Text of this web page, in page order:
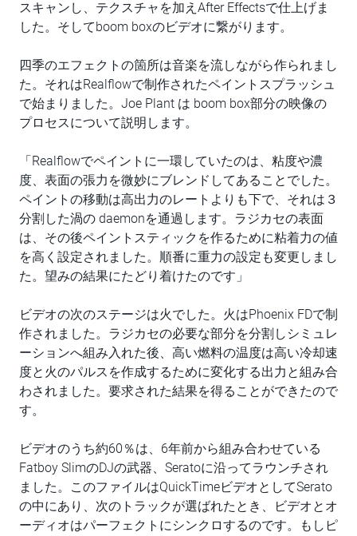
スキャンし、テクスチャを加えAfter Effectsで仕上げま
した。そしてboom boxのビデオに繋がります。
四季のエフェクトの箇所は音楽を流しながら作られまし
た。それはRealflowで制作されたペイントスプラッシュ
で始まりました。Joe Plant は boom box部分の映像の
プロセスについて説明します。
「Realflowでペイントに一環していたのは、粘度や濃
度、表面の張力を微妙にブレンドしてあることでした。
ペイントの移動は高出力のレートよりも下で、それは３
分割した渦の daemonを通過します。ラジカセの表面
は、その後ペイントスティックを作るために粘着力の値
を高く設定されました。順番に重力の設定も変更しまし
た。望みの結果にたどり着けたのです」
ビデオの次のステージは火でした。火はPhoenix FDで制
作されました。ラジカセの必要な部分を分割しシミュレ
ーションへ組み入れた後、高い燃料の温度は高い冷却速
度と火のパルスを作成するために変化する出力と組み合
わされました。要求された結果を得ることができたので
す。
ビデオのうち約60％は、6年前から組み合わせている
Fatboy SlimのDJの武器、Seratoに沿ってラウンチされ
ました。このファイルはQuickTimeビデオとしてSerato
の中にあり、次のトラックが選ばれたとき、ビデオとオ
ーディオはパーフェクトにシンクロするのです。もしピ